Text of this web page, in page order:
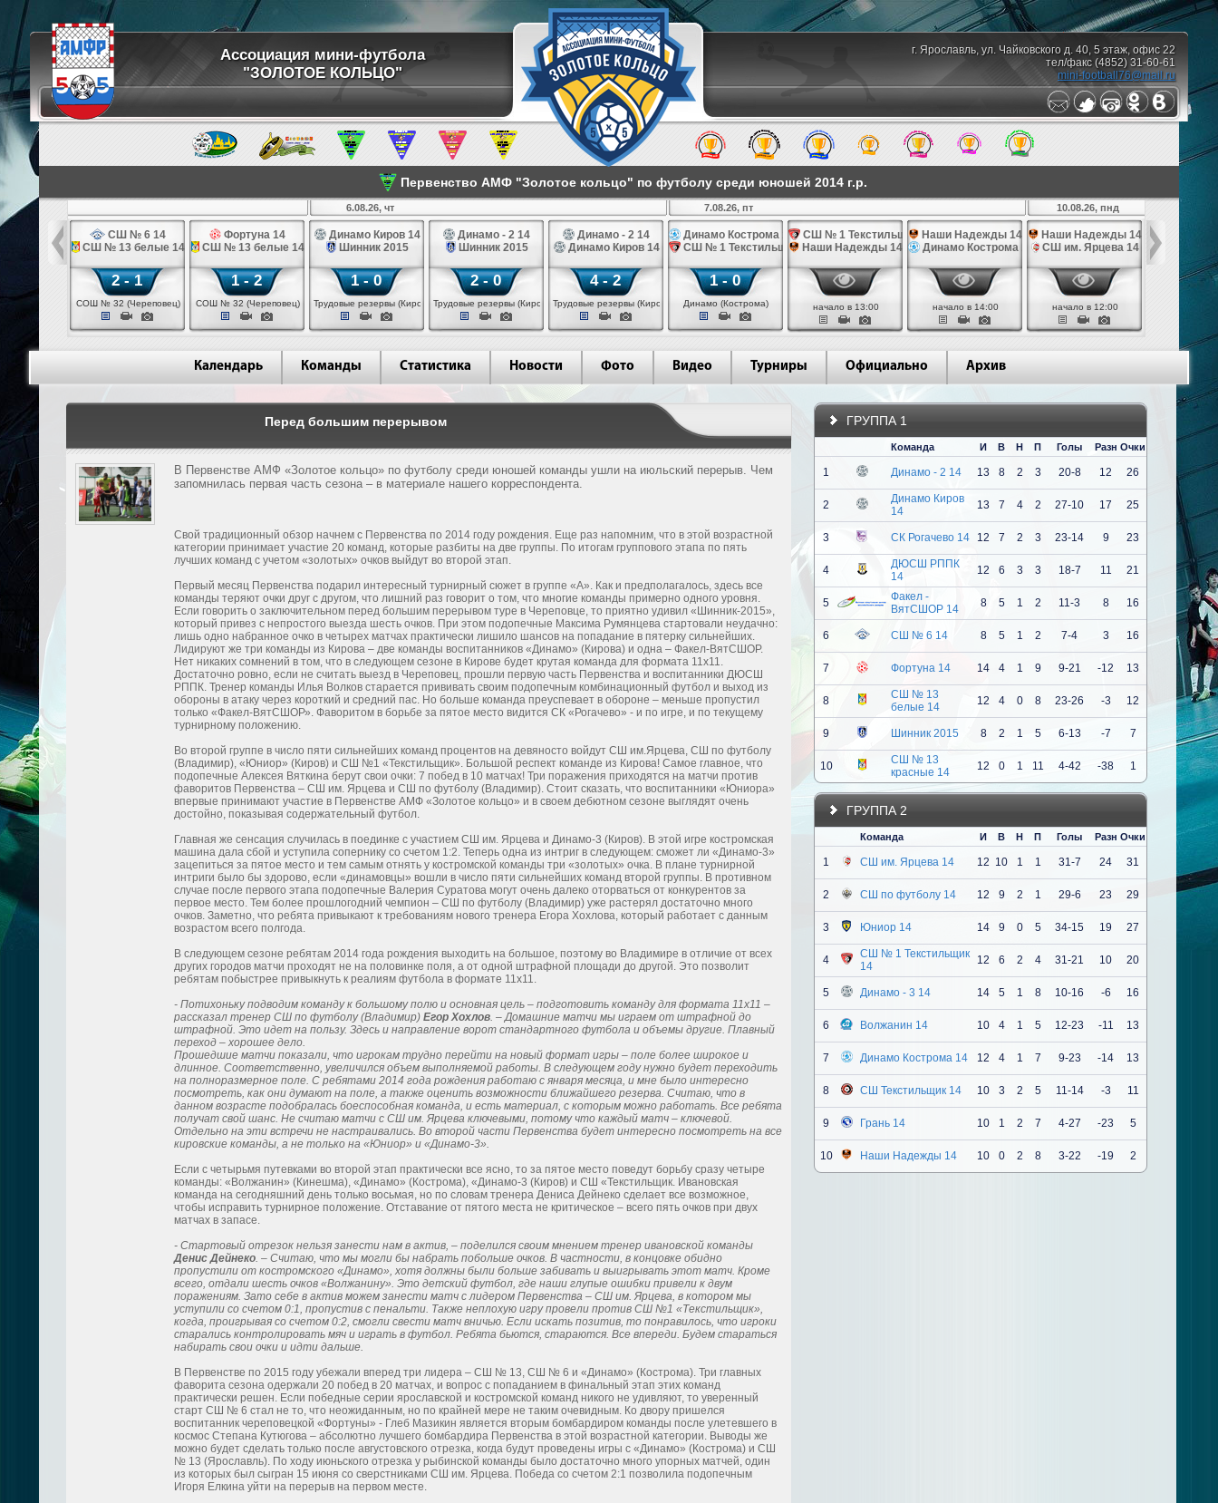
Ассоциация мини-футбола
"ЗОЛОТОЕ КОЛЬЦО"
г. Ярославль, ул. Чайковского д. 40, 5 этаж, офис 22
тел/факс (4852) 31-60-61
mini-football76@mail.ru
Первенство АМФ "Золотое кольцо" по футболу среди юношей 2014 г.р.
ср
СШ № 6 14
СШ № 13 белые 14
2 - 1
СОШ № 32 (Череповец)
Фортуна 14
СШ № 13 белые 14
1 - 2
СОШ № 32 (Череповец)
6.08.26, чт
Динамо Киров 14
Шинник 2015
1 - 0
Трудовые резервы (Киров)
Динамо - 2 14
Шинник 2015
2 - 0
Трудовые резервы (Киров)
Динамо - 2 14
Динамо Киров 14
4 - 2
Трудовые резервы (Киров)
7.08.26, пт
Динамо Кострома 14
СШ № 1 Текстильщик 14
1 - 0
Динамо (Кострома)
СШ № 1 Текстильщик 14
Наши Надежды 14
начало в 13:00
Наши Надежды 14
Динамо Кострома 14
начало в 14:00
10.08.26, пнд
Наши Надежды 14
СШ им. Ярцева 14
начало в 12:00
СШ № 1
Календарь Команды Статистика Новости Фото Видео Турниры Официально Архив
Перед большим перерывом
В Первенстве АМФ «Золотое кольцо» по футболу среди юношей команды ушли на июльский перерыв. Чем
запомнилась первая часть сезона – в материале нашего корреспондента.
Свой традиционный обзор начнем с Первенства по 2014 году рождения. Еще раз напомним, что в этой возрастной
категории принимает участие 20 команд, которые разбиты на две группы. По итогам группового этапа по пять
лучших команд с учетом «золотых» очков выйдут во второй этап.
Первый месяц Первенства подарил интересный турнирный сюжет в группе «А». Как и предполагалось, здесь все
команды теряют очки друг с другом, что лишний раз говорит о том, что многие команды примерно одного уровня.
Если говорить о заключительном перед большим перерывом туре в Череповце, то приятно удивил «Шинник-2015»,
который привез с непростого выезда шесть очков. При этом подопечные Максима Румянцева стартовали неудачно:
лишь одно набранное очко в четырех матчах практически лишило шансов на попадание в пятерку сильнейших.
Лидируют же три команды из Кирова – две команды воспитанников «Динамо» (Кирова) и одна – Факел-ВятСШОР.
Нет никаких сомнений в том, что в следующем сезоне в Кирове будет крутая команда для формата 11х11.
Достаточно ровно, если не считать выезд в Череповец, прошли первую часть Первенства и воспитанники ДЮСШ
РППК. Тренер команды Илья Волков старается прививать своим подопечным комбинационный футбол и выход из
обороны в атаку через короткий и средний пас. Но больше команда преуспевает в обороне – меньше пропустил
только «Факел-ВятСШОР». Фаворитом в борьбе за пятое место видится СК «Рогачево» - и по игре, и по текущему
турнирному положению.
Во второй группе в число пяти сильнейших команд процентов на девяносто войдут СШ им.Ярцева, СШ по футболу
(Владимир), «Юниор» (Киров) и СШ №1 «Текстильщик». Большой респект команде из Кирова! Самое главное, что
подопечные Алексея Вяткина берут свои очки: 7 побед в 10 матчах! Три поражения приходятся на матчи против
фаворитов Первенства – СШ им. Ярцева и СШ по футболу (Владимир). Стоит сказать, что воспитанники «Юниора»
впервые принимают участие в Первенстве АМФ «Золотое кольцо» и в своем дебютном сезоне выглядят очень
достойно, показывая содержательный футбол.
Главная же сенсация случилась в поединке с участием СШ им. Ярцева и Динамо-3 (Киров). В этой игре костромская
машина дала сбой и уступила сопернику со счетом 1:2. Теперь одна из интриг в следующем: сможет ли «Динамо-3»
зацепиться за пятое место и тем самым отнять у костромской команды три «золотых» очка. В плане турнирной
интриги было бы здорово, если «динамовцы» вошли в число пяти сильнейших команд второй группы. В противном
случае после первого этапа подопечные Валерия Суратова могут очень далеко оторваться от конкурентов за
первое место. Тем более прошлогодний чемпион – СШ по футболу (Владимир) уже растерял достаточно много
очков. Заметно, что ребята привыкают к требованиям нового тренера Егора Хохлова, который работает с данным
возрастом всего полгода.
В следующем сезоне ребятам 2014 года рождения выходить на большое, поэтому во Владимире в отличие от всех
других городов матчи проходят не на половинке поля, а от одной штрафной площади до другой. Это позволит
ребятам побыстрее привыкнуть к реалиям футбола в формате 11х11.
- Потихоньку подводим команду к большому полю и основная цель – подготовить команду для формата 11х11 –
рассказал тренер СШ по футболу (Владимир) Егор Хохлов. – Домашние матчи мы играем от штрафной до
штрафной. Это идет на пользу. Здесь и направление ворот стандартного футбола и объемы другие. Плавный
переход – хорошее дело.
Прошедшие матчи показали, что игрокам трудно перейти на новый формат игры – поле более широкое и
длинное. Соответственно, увеличился объем выполняемой работы. В следующем году нужно будет переходить
на полноразмерное поле. С ребятами 2014 года рождения работаю с января месяца, и мне было интересно
посмотреть, как они думают на поле, а также оценить возможности ближайшего резерва. Считаю, что в
данном возрасте подобралась боеспособная команда, и есть материал, с которым можно работать. Все ребята
получат свой шанс. Не считаю матчи с СШ им. Ярцева ключевыми, потому что каждый матч – ключевой.
Отдельно на эти встречи не настраивались. Во второй части Первенства будет интересно посмотреть на все
кировские команды, а не только на «Юниор» и «Динамо-3».
Если с четырьмя путевками во второй этап практически все ясно, то за пятое место поведут борьбу сразу четыре
команды: «Волжанин» (Кинешма), «Динамо» (Кострома), «Динамо-3 (Киров) и СШ «Текстильщик. Ивановская
команда на сегодняшний день только восьмая, но по словам тренера Дениса Дейнеко сделает все возможное,
чтобы исправить турнирное положение. Отставание от пятого места не критическое – всего пять очков при двух
матчах в запасе.
- Стартовый отрезок нельзя занести нам в актив, – поделился своим мнением тренер ивановской команды
Денис Дейнеко. – Считаю, что мы могли бы набрать побольше очков. В частности, в концовке обидно
пропустили от костромского «Динамо», хотя должны были больше забивать и выигрывать этот матч. Кроме
всего, отдали шесть очков «Волжанину». Это детский футбол, где наши глупые ошибки привели к двум
поражениям. Зато себе в актив можем занести матч с лидером Первенства – СШ им. Ярцева, в котором мы
уступили со счетом 0:1, пропустив с пенальти. Также неплохую игру провели против СШ №1 «Текстильщик»,
когда, проигрывая со счетом 0:2, смогли свести матч вничью. Если искать позитив, то понравилось, что игроки
старались контролировать мяч и играть в футбол. Ребята бьются, стараются. Все впереди. Будем стараться
набирать свои очки и идти дальше.
В Первенстве по 2015 году убежали вперед три лидера – СШ № 13, СШ № 6 и «Динамо» (Кострома). Три главных
фаворита сезона одержали 20 побед в 20 матчах, и вопрос с попаданием в финальный этап этих команд
практически решен. Если победные серии ярославской и костромской команд никого не удивляют, то уверенный
старт СШ № 6 стал не то, что неожиданным, но по крайней мере не таким очевидным. Ко двору пришелся
воспитанник череповецкой «Фортуны» - Глеб Мазикин является вторым бомбардиром команды после улетевшего в
космос Степана Кутюгова – абсолютно лучшего бомбардира Первенства в этой возрастной категории. Выводы же
можно будет сделать только после августовского отрезка, когда будут проведены игры с «Динамо» (Кострома) и СШ
№ 13 (Ярославль). По ходу июньского отрезка у рыбинской команды было достаточно много упорных матчей, один
из которых был сыгран 15 июня со сверстниками СШ им. Ярцева. Победа со счетом 2:1 позволила подопечным
Игоря Елкина уйти на перерыв на первом месте.
ГРУППА 1
Команда И В Н П Голы Разн Очки
1 Динамо - 2 14 13 8 2 3 20-8 12 26
2
Динамо Киров
14
13 7 4 2 27-10 17 25
3 СК Рогачево 14 12 7 2 3 23-14 9 23
4
ДЮСШ РППК
14
12 6 3 3 18-7 11 21
5
Факел -
ВятСШОР 14
8 5 1 2 11-3 8 16
6 СШ № 6 14 8 5 1 2 7-4 3 16
7 Фортуна 14 14 4 1 9 9-21 -12 13
8
СШ № 13
белые 14
12 4 0 8 23-26 -3 12
9 Шинник 2015 8 2 1 5 6-13 -7 7
10
СШ № 13
красные 14
12 0 1 11 4-42 -38 1
ГРУППА 2
Команда И В Н П Голы Разн Очки
1 СШ им. Ярцева 14 12 10 1 1 31-7 24 31
2 СШ по футболу 14 12 9 2 1 29-6 23 29
3 Юниор 14 14 9 0 5 34-15 19 27
4
СШ № 1 Текстильщик
14
12 6 2 4 31-21 10 20
5 Динамо - 3 14 14 5 1 8 10-16 -6 16
6 Волжанин 14 10 4 1 5 12-23 -11 13
7 Динамо Кострома 14 12 4 1 7 9-23 -14 13
8 СШ Текстильщик 14 10 3 2 5 11-14 -3 11
9 Грань 14 10 1 2 7 4-27 -23 5
10 Наши Надежды 14 10 0 2 8 3-22 -19 2